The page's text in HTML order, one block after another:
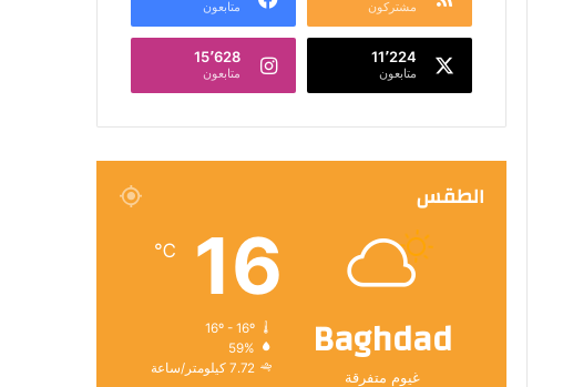
مشتركون متابعون
11٬224
متابعون
15٬628
متابعون
الطقس
Baghdad
غيوم متفرقة
16
℃
16º - 16º
59%
7.72 كيلومتر/ساعة